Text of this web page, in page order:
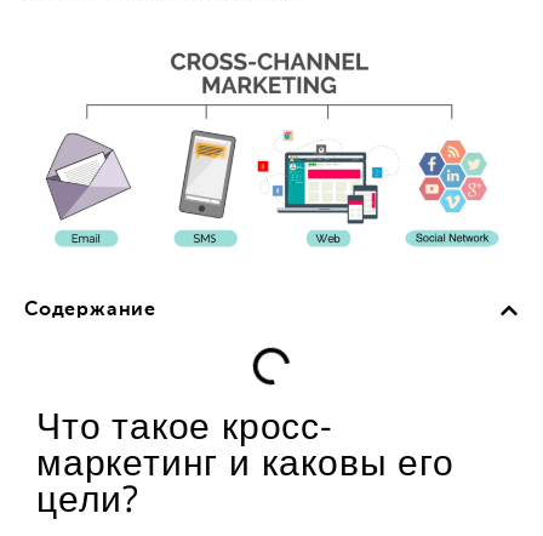
Содержание
Что такое кросс-
маркетинг и каковы его
цели?